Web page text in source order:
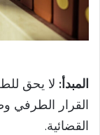
المبدأ: لا يحق
القرار الطرفي
القضائية.